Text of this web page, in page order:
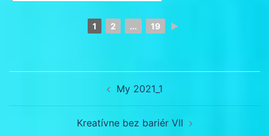
1 2 ... 19 ►
My 2021_1
Kreatívne bez bariér VII